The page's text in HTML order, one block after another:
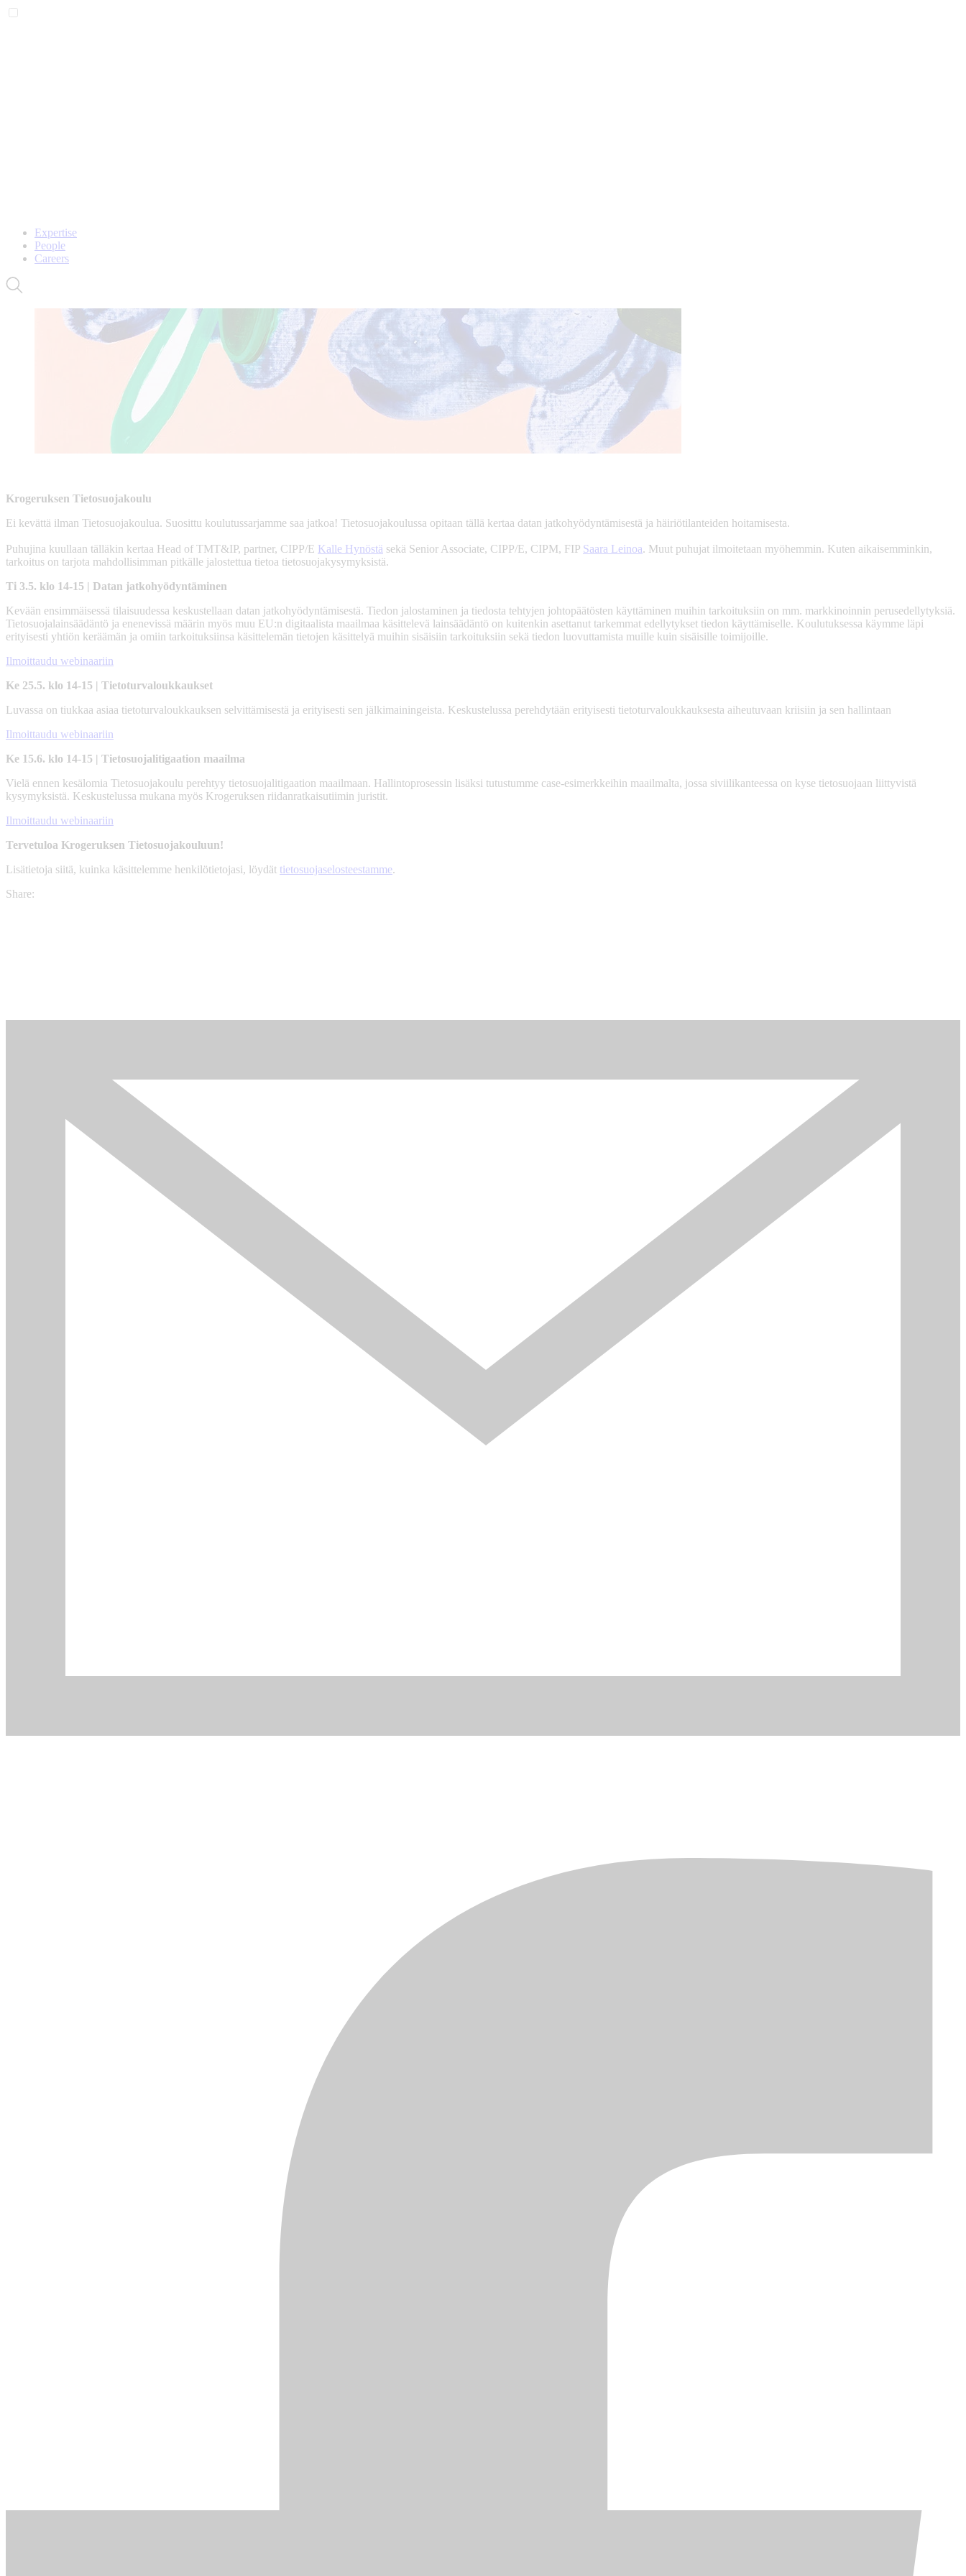
Expertise
People
Careers
Krogeruksen Tietosuojakoulu
Ei kevättä ilman Tietosuojakoulua. Suosittu koulutussarjamme saa jatkoa! Tietosuojakoulussa opitaan tällä kertaa datan jatkohyödyntämisestä ja häiriötilanteiden hoitamisesta.
Puhujina kuullaan tälläkin kertaa Head of TMT&IP, partner, CIPP/E Kalle Hynöstä sekä Senior Associate, CIPP/E, CIPM, FIP Saara Leinoa. Muut puhujat ilmoitetaan myöhemmin. Kuten aikaisemminkin,
tarkoitus on tarjota mahdollisimman pitkälle jalostettua tietoa tietosuojakysymyksistä.
Ti 3.5. klo 14-15 | Datan jatkohyödyntäminen
Kevään ensimmäisessä tilaisuudessa keskustellaan datan jatkohyödyntämisestä. Tiedon jalostaminen ja tiedosta tehtyjen johtopäätösten käyttäminen muihin tarkoituksiin on mm. markkinoinnin perusedellytyksiä.
Tietosuojalainsäädäntö ja enenevissä määrin myös muu EU:n digitaalista maailmaa käsittelevä lainsäädäntö on kuitenkin asettanut tarkemmat edellytykset tiedon käyttämiselle. Koulutuksessa käymme läpi
erityisesti yhtiön keräämän ja omiin tarkoituksiinsa käsittelemän tietojen käsittelyä muihin sisäisiin tarkoituksiin sekä tiedon luovuttamista muille kuin sisäisille toimijoille.
Ilmoittaudu webinaariin
Ke 25.5. klo 14-15 | Tietoturvaloukkaukset
Luvassa on tiukkaa asiaa tietoturvaloukkauksen selvittämisestä ja erityisesti sen jälkimainingeista. Keskustelussa perehdytään erityisesti tietoturvaloukkauksesta aiheutuvaan kriisiin ja sen hallintaan
Ilmoittaudu webinaariin
Ke 15.6. klo 14-15 | Tietosuojalitigaation maailma
Vielä ennen kesälomia Tietosuojakoulu perehtyy tietosuojalitigaation maailmaan. Hallintoprosessin lisäksi tutustumme case-esimerkkeihin maailmalta, jossa siviilikanteessa on kyse tietosuojaan liittyvistä
kysymyksistä. Keskustelussa mukana myös Krogeruksen riidanratkaisutiimin juristit.
Ilmoittaudu webinaariin
Tervetuloa Krogeruksen Tietosuojakouluun!
Lisätietoja siitä, kuinka käsittelemme henkilötietojasi, löydät tietosuojaselosteestamme.
Share: